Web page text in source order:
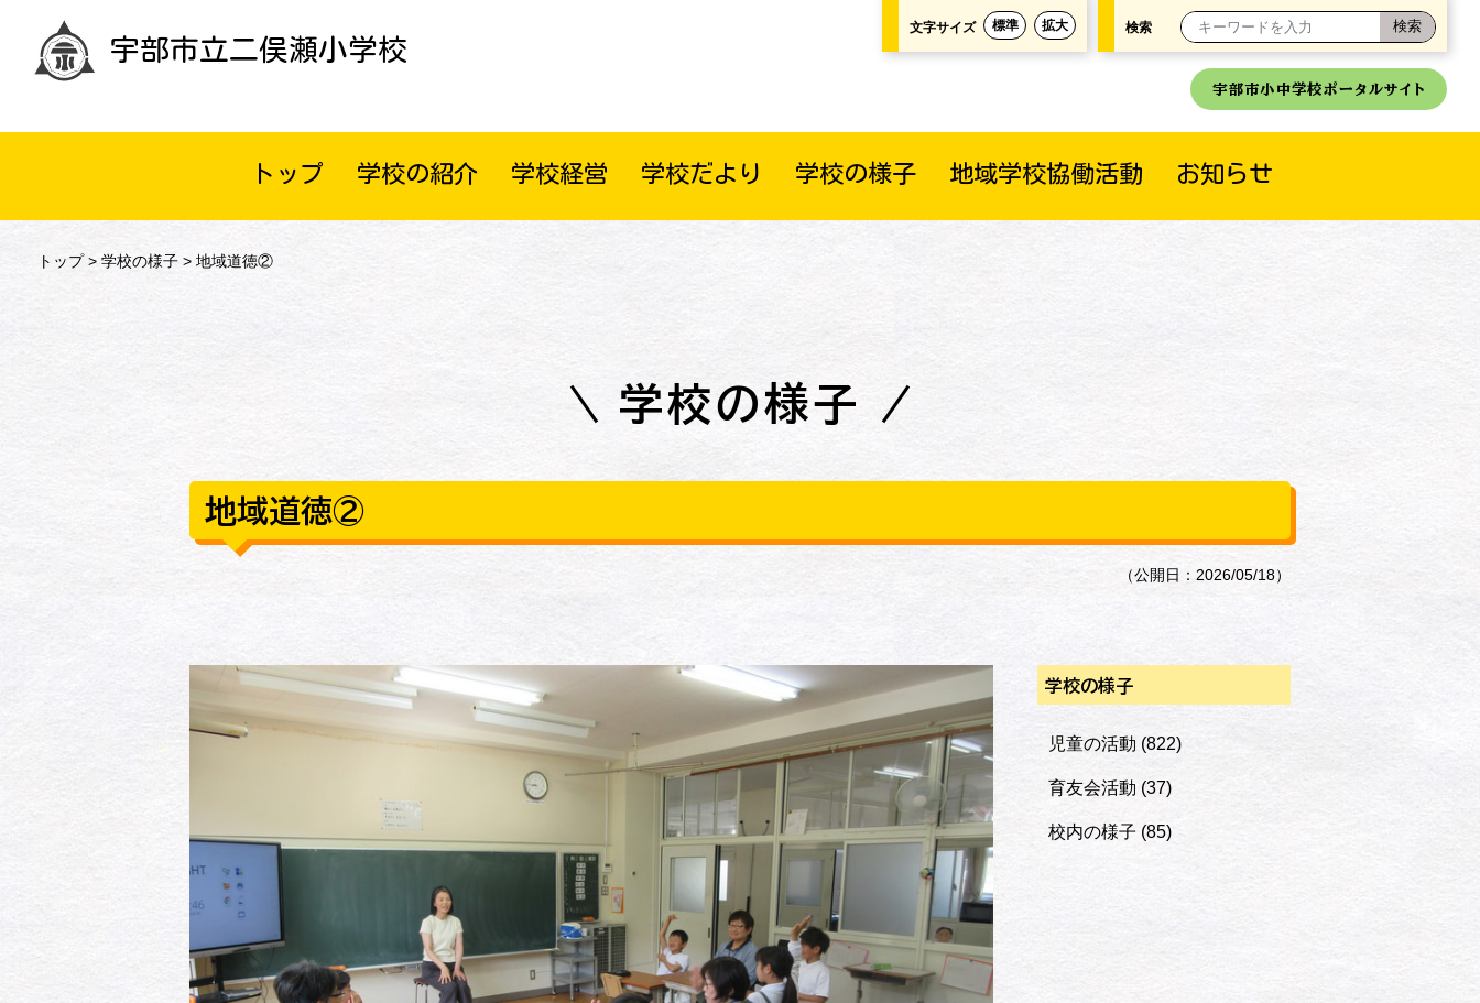
宇部市立二俣瀬小学校
文字サイズ 標準 拡大 検索
宇部市小中学校ポータルサイト
トップ 学校の紹介 学校経営 学校だより 学校の様子 地域学校協働活動 お知らせ
トップ> 学校の様子> 地域道徳②
学校の様子
地域道徳②
（公開日：2026/05/18）
学校の様子
児童の活動 (822)
育友会活動 (37)
校内の様子 (85)